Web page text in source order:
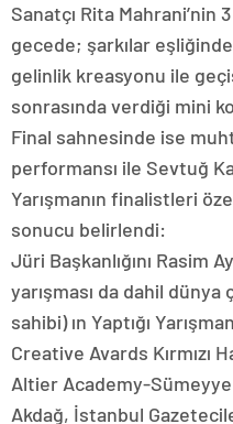
Sanatçı Rita Mahrani’nin
gecede; şarkılar
gelinlik kreasyonu ile
sonrasında verdiği mini
Final sahnesinde ise
performansı ile Sevtuğ
Yarışmanın finalistleri
sonucu belirlendi:
Jüri Başkanlığını Rasim
yarışması da dahil dünya
sahibi) ın Yaptığı
Creative Avards Kırmızı
Altier Academy-
Akdağ, İstanbul